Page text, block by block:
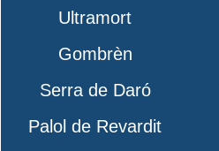
Ultramort
Gombrèn
Serra de Daró
Palol de Revardit